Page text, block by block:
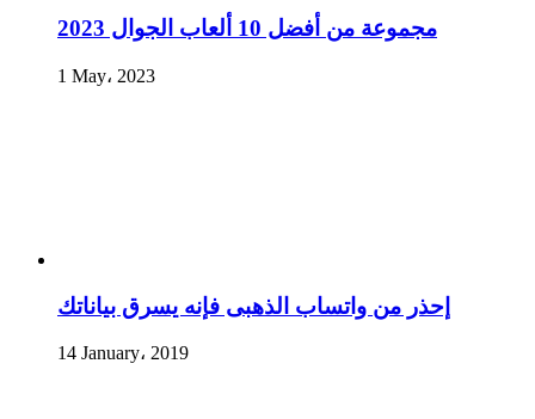
مجموعة من أفضل 10 ألعاب الجوال 2023
1 May، 2023
إحذر من واتساب الذهبى فإنه يسرق بياناتك
14 January، 2019